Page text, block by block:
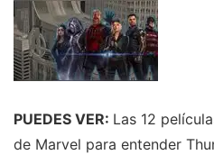
PUEDES VER: Las 12
de Marvel para entender